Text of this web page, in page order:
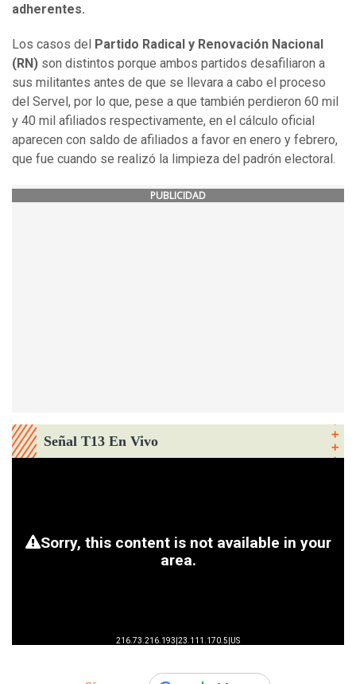
adherentes.
Los casos del
Partido Radical y Renovación Nacional
(RN) son distintos porque ambos partidos desafiliaron a
sus militantes antes de que se llevara a cabo el proceso
del Servel, por lo que, pese a que también perdieron 60 mil
y 40 mil afiliados respectivamente, en el cálculo oficial
aparecen con saldo de afiliados a favor en enero y febrero,
que fue cuando se realizó la limpieza del padrón electoral.
PUBLICIDAD
Señal T13 En Vivo